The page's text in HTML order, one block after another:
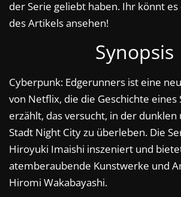
der Serie geliebt haben. Ihr könnt es
des Artikels ansehen!
Synopsis
Cyberpunk: Edgerunners ist eine
von Netflix, die die Geschichte
erzählt, das versucht, in der
Stadt Night City zu überleben. Die
Hiroyuki Imaishi inszeniert und
atemberaubende Kunstwerke und
Hiromi Wakabayashi.